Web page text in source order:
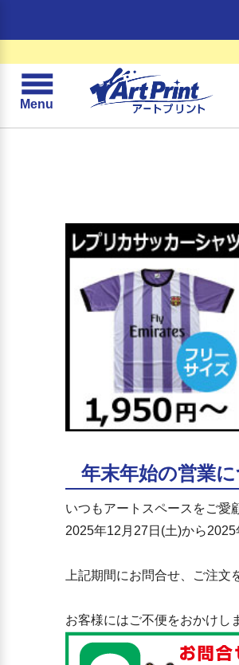
☰
Menu
年末年始の営業
いつもアートスペースをご愛
2025年12月27日(土)から
上記期間にお問合せ、ご注
お客様にはご不便をおかけし